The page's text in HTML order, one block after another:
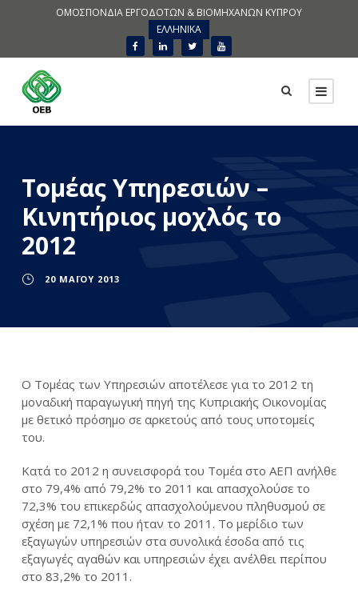
ΟΜΟΣΠΟΝΔΙΑ ΕΡΓΟΔΟΤΩΝ & ΒΙΟΜΗΧΑΝΩΝ ΚΥΠΡΟΥ
ΕΛΛΗΝΙΚΑ
Τομέας Υπηρεσιών –
Κινητήριος μοχλός το
2012
20 ΜΑΪ́ΟΥ 2013
Ο Τομέας των Υπηρεσιών αποτέλεσε για το 2012 τη
μοναδική παραγωγική πηγή της Κυπριακής Οικονομίας
με θετικό πρόσημο σε αρκετούς από τους υποτομείς
του.
Κατά το 2012 η συνεισφορά του Τομέα στο ΑΕΠ ανήλθε
στο 79,4% από 79,2% το 2011 και απασχολούσε το
72,3% του επικερδώς απασχολούμενου πληθυσμού σε
σχέση με 72,1% που ήταν το 2011. Το μερίδιο των
εξαγωγών υπηρεσιών στα συνολικά έσοδα από τις
εξαγωγές αγαθών και υπηρεσιών έχει ανέλθει περίπου
στο 83,2% το 2011.